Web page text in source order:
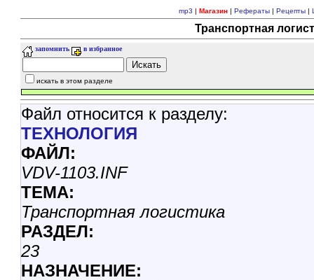
mp3 | Магазин| Рефераты| Рецепты|
Транспортная
запомнить в избранное
искать в этом разделе
Файл относится к разделу:
ТЕХHОЛОГИЯ
ФАЙЛ:
VDV-1103.INF
ТЕМА:
Транспортная логистика
РАЗДЕЛ:
23
НАЗHАЧЕНИЕ: